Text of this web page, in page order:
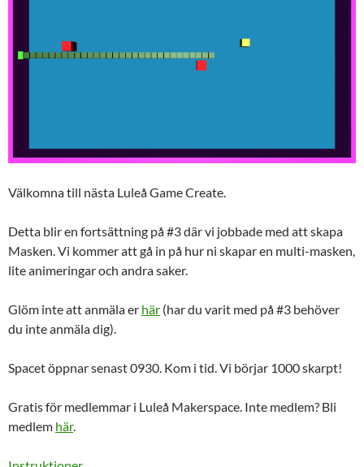
Välkomna till nästa Luleå Game Create.
Detta blir en fortsättning på #3 där vi jobbade med att skapa
Masken. Vi kommer att gå in på hur ni skapar en multi-masken,
lite animeringar och andra saker.
Glöm inte att anmäla er här (har du varit med på #3 behöver
du inte anmäla dig).
Spacet öppnar senast 0930. Kom i tid. Vi börjar 1000 skarpt!
Gratis för medlemmar i Luleå Makerspace. Inte medlem? Bli
medlem här.